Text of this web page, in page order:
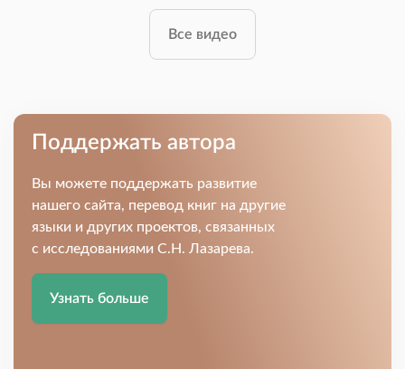
Все видео
Поддержать автора
Вы можете поддержать развитие
нашего сайта, перевод книг на другие
языки и других проектов, связанных
с исследованиями С.Н. Лазарева.
Узнать больше